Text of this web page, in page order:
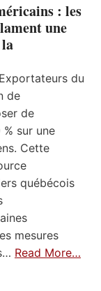
: les
une
du
de
de
sur une
Cette
québécois
mesures
Read More…